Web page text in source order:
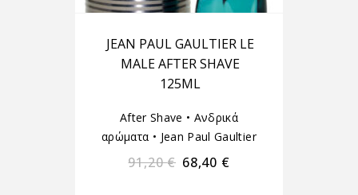
JEAN PAUL GAULTIER LE
MALE AFTER SHAVE
125ML
After Shave • Ανδρικά
αρώματα • Jean Paul Gaultier
91,20€ 68,40 €